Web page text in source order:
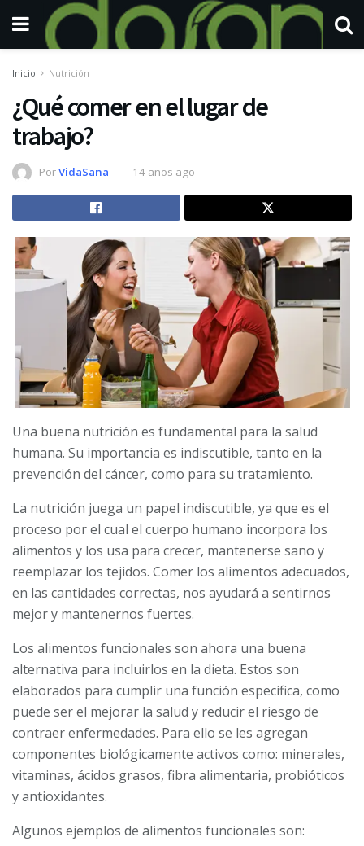
Inicio Nutrición
¿Qué comer en el lugar de
trabajo?
PorVidaSana 14 años ago
Una buena nutrición es fundamental para la salud
humana. Su importancia es indiscutible, tanto en la
prevención del cáncer, como para su trata­miento.
La nutrición juega un papel indiscutible, ya que es el
proceso por el cual el cuerpo humano incorpora los
alimentos y los usa para crecer, mantenerse sano y
reemplazar los tejidos. Comer los alimentos adecuados,
en las cantidades correc­tas, nos ayudará a sentirnos
mejor y mantenernos fuertes.
Los alimentos funcionales son ahora una buena
alternativa para incluirlos en la dieta. Estos son
elaborados para cumplir una función específica, como
puede ser el mejorar la salud y reducir el riesgo de
contraer enfermedades. Para ello se les agregan
componentes biológicamente activos como: minerales,
vitaminas, ácidos grasos, fibra alimentaria, probióticos
y anti­oxidantes.
Algunos ejemplos de alimentos funcionales son: